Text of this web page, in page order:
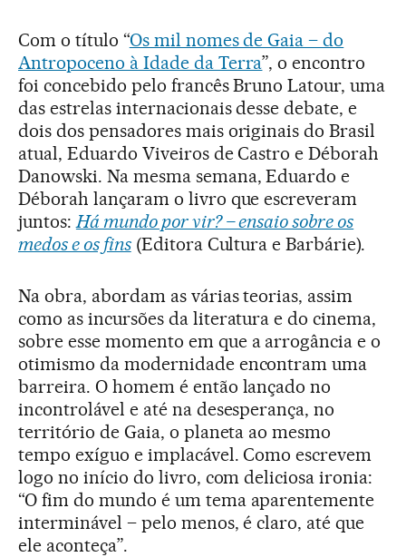
Com o título “Os mil nomes de Gaia – do
Antropoceno à Idade da Terra”, o encontro
foi concebido pelo francês Bruno Latour, uma
das estrelas internacionais desse debate, e
dois dos pensadores mais originais do Brasil
atual, Eduardo Viveiros de Castro e Déborah
Danowski. Na mesma semana, Eduardo e
Déborah lançaram o livro que escreveram
juntos:Há mundo por vir? – ensaio sobre os
medos e os fins(Editora Cultura e Barbárie).
Na obra, abordam as várias teorias, assim
como as incursões da literatura e do cinema,
sobre esse momento em que a arrogância e o
otimismo da modernidade encontram uma
barreira. O homem é então lançado no
incontrolável e até na desesperança, no
território de Gaia, o planeta ao mesmo
tempo exíguo e implacável. Como escrevem
logo no início do livro, com deliciosa ironia:
“O fim do mundo é um tema aparentemente
interminável – pelo menos, é claro, até que
ele aconteça”.